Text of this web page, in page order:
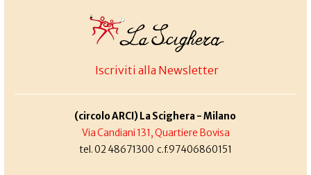
Iscriviti alla Newsletter
(circolo ARCI) La Scighera - Milano
Via Candiani 131, Quartiere Bovisa
tel. 02 48671300 c.f.97406860151